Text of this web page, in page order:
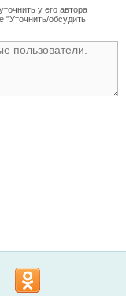
у его автора
"Уточнить/обсудить